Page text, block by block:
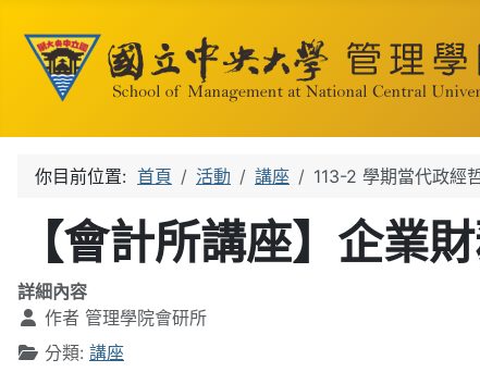
你目前位置: 首頁 活動 講座 113-2 學期當代政經
【會計所講座】企業
詳細內容
作者 管理學院會研所
分類: 講座